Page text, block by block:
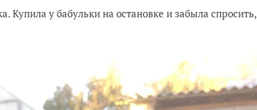
Купила у бабульки на остановке и забыла спросить,